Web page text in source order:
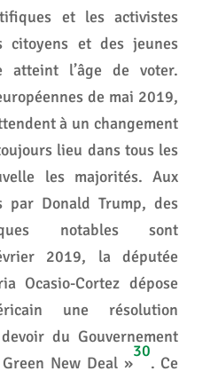
et les activistes
citoyens et des jeunes
atteint l’âge de voter.
de mai 2019,
à un changement
lieu dans tous les
les majorités. Aux
par Donald Trump, des
notables sont
2019, la députée
Ocasio-Cortez dépose
une résolution
du Gouvernement
New Deal »
30
. Ce